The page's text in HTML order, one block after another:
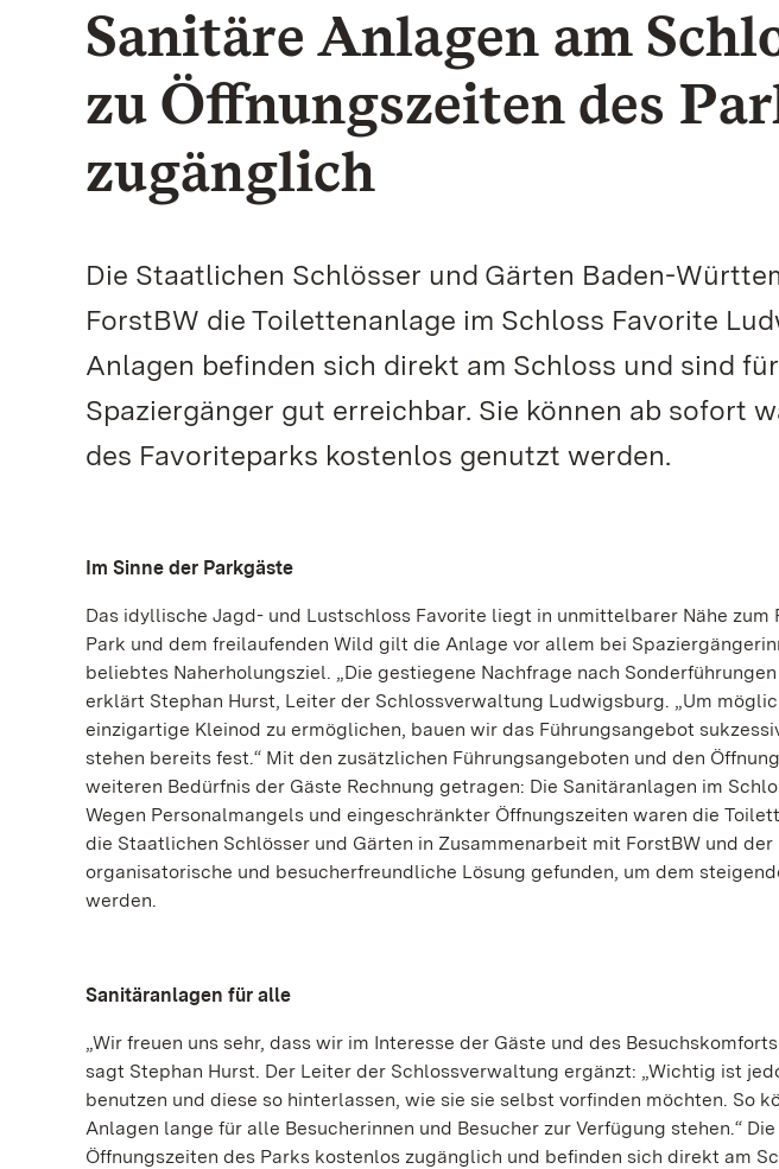
Sanitäre Anlagen am
zu Öffnungszeiten des
zugänglich
Die Staatlichen Schlösser und Gärten Baden-
ForstBW die Toilettenanlage im Schloss Favorite
Anlagen befinden sich direkt am Schloss und sind
Spaziergänger gut erreichbar. Sie können ab sofort
des Favoriteparks kostenlos genutzt werden.
Im Sinne der Parkgäste
Das idyllische Jagd- und Lustschloss Favorite liegt in unmittelbarer Nähe
Park und dem freilaufenden Wild gilt die Anlage vor allem bei
beliebtes Naherholungsziel. „Die gestiegene Nachfrage nach
erklärt Stephan Hurst, Leiter der Schlossverwaltung Ludwigsburg. „Um
einzigartige Kleinod zu ermöglichen, bauen wir das Führungsangebot
stehen bereits fest.“ Mit den zusätzlichen Führungsangeboten und den
weiteren Bedürfnis der Gäste Rechnung getragen: Die Sanitäranlagen im
Wegen Personalmangels und eingeschränkter Öffnungszeiten waren die
die Staatlichen Schlösser und Gärten in Zusammenarbeit mit ForstBW und der
organisatorische und besucherfreundliche Lösung gefunden, um dem
werden.
Sanitäranlagen für alle
„Wir freuen uns sehr, dass wir im Interesse der Gäste und des
sagt Stephan Hurst. Der Leiter der Schlossverwaltung ergänzt: „Wichtig ist
benutzen und diese so hinterlassen, wie sie sie selbst vorfinden möchten. So
Anlagen lange für alle Besucherinnen und Besucher zur Verfügung stehen.“
Öffnungszeiten des Parks kostenlos zugänglich und befinden sich direkt am